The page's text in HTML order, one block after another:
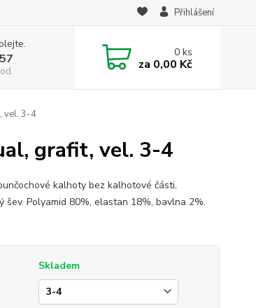
Přihlášení
0ks
za 0,00 Kč
vel. 3-4
grafit, vel. 3-4
kalhoty bez kalhotové části,
šev. Polyamid 80%, elastan 18%, bavlna 2%.
Skladem